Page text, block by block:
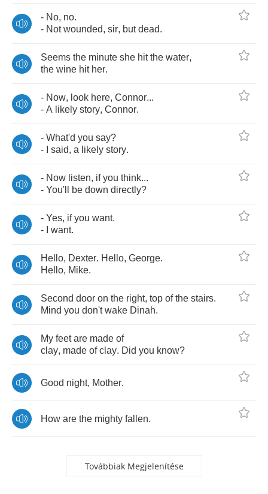
- No, no.
- Not wounded, sir, but dead.
Seems the minute she hit the water,
the wine hit her.
- Now, look here, Connor...
- A likely story, Connor.
- What'd you say?
-
said, a likely story.
- Now listen, if you think...
- You'll be down directly?
- Yes, if you want.
-
want.
Hello, Dexter. Hello, George.
Hello, Mike.
Second door on the right, top of the stairs.
Mind you don't wake Dinah.
My feet are made of
clay, made of clay. Did you know?
Good night, Mother.
How are the mighty fallen.
Továbbiak Megjelenítése